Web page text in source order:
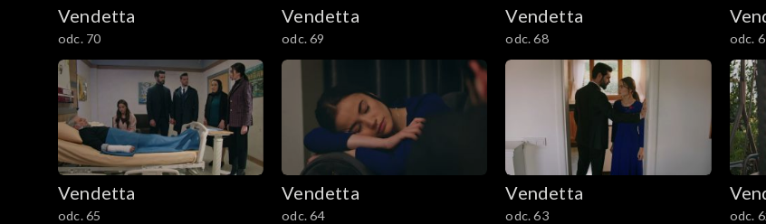
Vendetta
odc. 70
Vendetta
odc. 69
Vendetta
odc. 68 odc.
Vendetta
odc. 65
Vendetta
odc. 64
Vendetta
odc. 63 odc.